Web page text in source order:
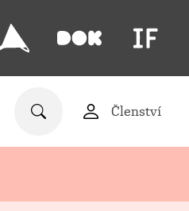
Členství